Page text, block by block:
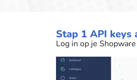
Stap 1 API keys
Log in op je Shopware